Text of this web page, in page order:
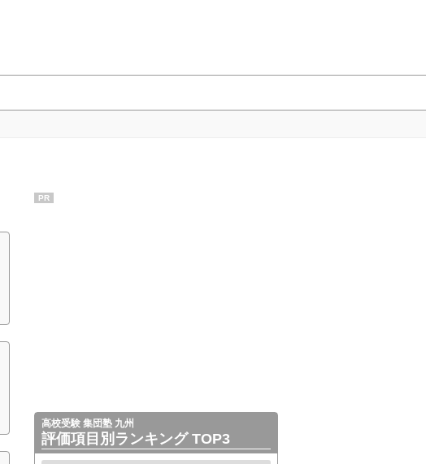
PR
高校受験 集団塾 九州
評価項目別ランキング TOP3